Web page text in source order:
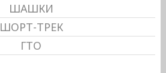
ШАШКИ
ШОРТ-ТРЕК
ГТО